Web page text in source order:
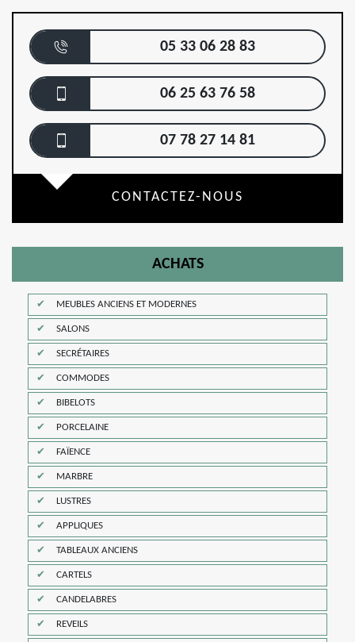
05 33 06 28 83
06 25 63 76 58
07 78 27 14 81
CONTACTEZ-NOUS
ACHATS
MEUBLES ANCIENS ET MODERNES
SALONS
SECRÉTAIRES
COMMODES
BIBELOTS
PORCELAINE
FAÏENCE
MARBRE
LUSTRES
APPLIQUES
TABLEAUX ANCIENS
CARTELS
CANDELABRES
REVEILS